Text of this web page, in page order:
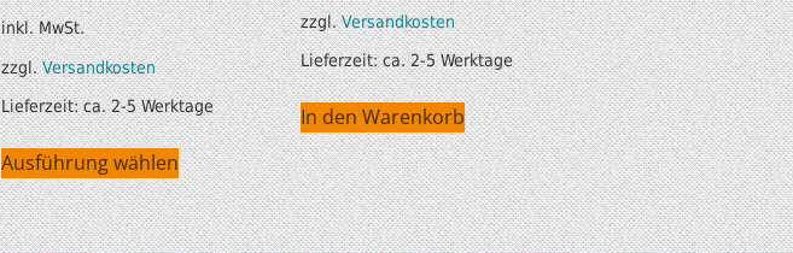
inkl. MwSt.
zzgl.Versandkosten
Lieferzeit:ca. 2-5 Werktage
Ausführung wählen
zzgl.Versandkosten
Lieferzeit:ca. 2-5 Werktage
In den Warenkorb